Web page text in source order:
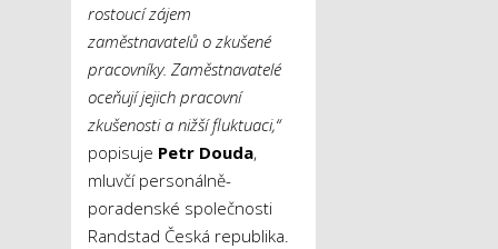
rostoucí zájem
zaměstnavatelů o zkušené
pracovníky. Zaměstnavatelé
oceňují jejich pracovní
zkušenosti a nižší fluktuaci,“
popisuje Petr Douda,
mluvčí personálně-
poradenské společnosti
Randstad Česká republika.